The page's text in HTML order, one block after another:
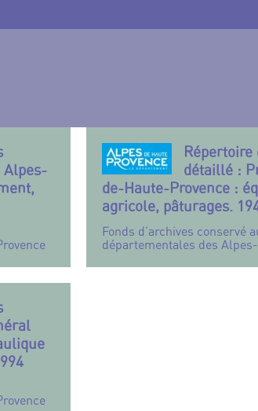
Répertoire
détaillé :
de-Haute-Provence :
agricole, pâturages.
Fonds d’archives conservé
départementales des